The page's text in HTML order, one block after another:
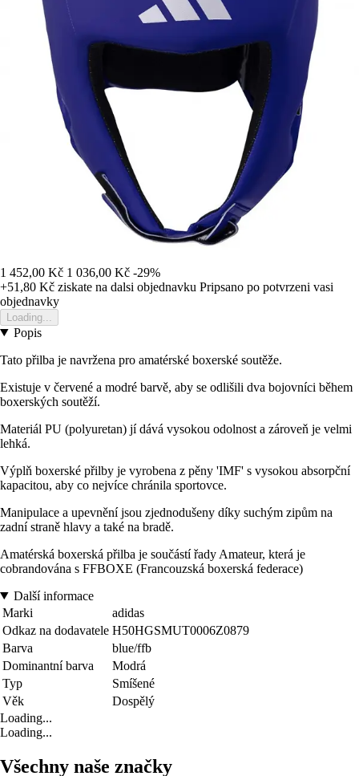
1 452,00 Kč 1 036,00 Kč -29%
+51,80 Kč ziskate na dalsi objednavku Pripsano po potvrzeni vasi
objednavky
Loading...
Popis
Tato přilba je navržena pro amatérské boxerské soutěže.
Existuje v červené a modré barvě, aby se odlišili dva bojovníci během
boxerských soutěží.
Materiál PU (polyuretan) jí dává vysokou odolnost a zároveň je velmi
lehká.
Výplň boxerské přilby je vyrobena z pěny 'IMF' s vysokou absorpční
kapacitou, aby co nejvíce chránila sportovce.
Manipulace a upevnění jsou zjednodušeny díky suchým zipům na
zadní straně hlavy a také na bradě.
Amatérská boxerská přilba je součástí řady Amateur, která je
cobrandována s FFBOXE (Francouzská boxerská federace)
Další informace
Marki
adidas
Odkaz na dodavatele H50HGSMUT0006Z0879
Barva
blue/ffb
Dominantní barva
Modrá
Typ
Smíšené
Věk
Dospělý
Loading...
Loading...
Všechny naše značky